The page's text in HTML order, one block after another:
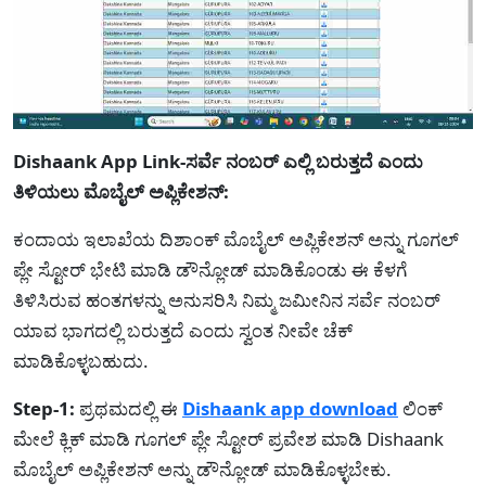
Dishaank App Link-ಸರ್ವೆ ನಂಬರ್ ಎಲ್ಲಿ ಬರುತ್ತದೆ ಎಂದು
ತಿಳಿಯಲು ಮೊಬೈಲ್ ಅಪ್ಲಿಕೇಶನ್:
ಕಂದಾಯ ಇಲಾಖೆಯ ದಿಶಾಂಕ್ ಮೊಬೈಲ್ ಅಪ್ಲಿಕೇಶನ್ ಅನ್ನು ಗೂಗಲ್
ಪ್ಲೇ ಸ್ಟೋರ್ ಭೇಟಿ ಮಾಡಿ ಡೌನ್ಲೋಡ್ ಮಾಡಿಕೊಂಡು ಈ ಕೆಳಗೆ
ತಿಳಿಸಿರುವ ಹಂತಗಳನ್ನು ಅನುಸರಿಸಿ ನಿಮ್ಮ ಜಮೀನಿನ ಸರ್ವೆ ನಂಬರ್
ಯಾವ ಭಾಗದಲ್ಲಿ ಬರುತ್ತದೆ ಎಂದು ಸ್ವಂತ ನೀವೇ ಚೆಕ್
ಮಾಡಿಕೊಳ್ಳಬಹುದು.
Step-1: ಪ್ರಥಮದಲ್ಲಿ ಈ Dishaank app download ಲಿಂಕ್
ಮೇಲೆ ಕ್ಲಿಕ್ ಮಾಡಿ ಗೂಗಲ್ ಪ್ಲೇ ಸ್ಟೋರ್ ಪ್ರವೇಶ ಮಾಡಿ Dishaank
ಮೊಬೈಲ್ ಅಪ್ಲಿಕೇಶನ್ ಅನ್ನು ಡೌನ್ಲೋಡ್ ಮಾಡಿಕೊಳ್ಳಬೇಕು.